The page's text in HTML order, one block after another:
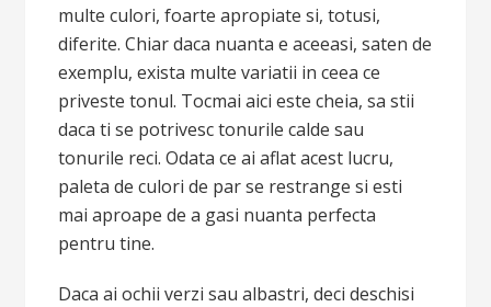
multe culori, foarte apropiate si, totusi,
diferite. Chiar daca nuanta e aceeasi, saten de
exemplu, exista multe variatii in ceea ce
priveste tonul. Tocmai aici este cheia, sa stii
daca ti se potrivesc tonurile calde sau
tonurile reci. Odata ce ai aflat acest lucru,
paleta de culori de par se restrange si esti
mai aproape de a gasi nuanta perfecta
pentru tine.
Daca ai ochii verzi sau albastri, deci deschisi